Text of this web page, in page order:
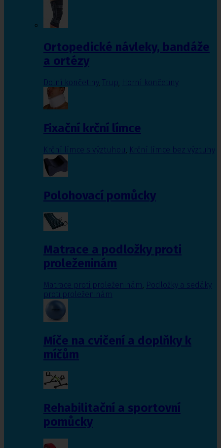
Ortopedické návleky, bandáže
a ortézy
Dolní končetiny, Trup, Horní končetiny
Fixační krční límce
Krční límce s výztuhou Krční límce bez výztuhy
Polohovací pomůcky
Matrace a podložky proti
proleženinám
Matrace proti proleženinám, Podložky a sedáky
proti proleženinám
Míče na cvičení a doplňky k
míčům
Rehabilitační a sportovní
pomůcky